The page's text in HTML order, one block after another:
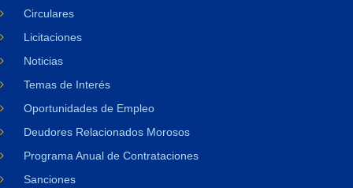
Circulares
Licitaciones
Noticias
Temas de Interés
Oportunidades de Empleo
Deudores Relacionados Morosos
Programa Anual de Contrataciones
Sanciones